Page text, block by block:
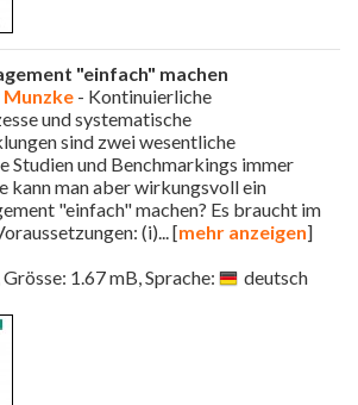
"einfach" machen
Munzke - Kontinuierliche
und systematische
sind zwei wesentliche
Studien und Benchmarkings immer
kann man aber wirkungsvoll ein
"einfach" machen? Es braucht im
(i)... [mehr anzeigen]
1.67 mB, Sprache:
deutsch